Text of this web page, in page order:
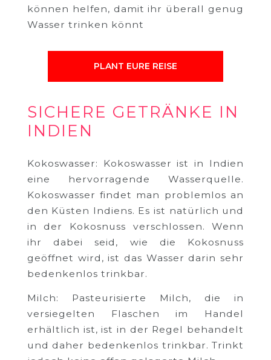
können helfen, damit ihr überall genug
Wasser trinken könnt
PLANT EURE REISE
SICHERE GETRÄNKE IN
INDIEN
Kokoswasser: Kokoswasser ist in Indien
eine hervorragende Wasserquelle.
Kokoswasser findet man problemlos an
den Küsten Indiens. Es ist natürlich und
in der Kokosnuss verschlossen. Wenn
ihr dabei seid, wie die Kokosnuss
geöffnet wird, ist das Wasser darin sehr
bedenkenlos trinkbar.
Milch: Pasteurisierte Milch, die in
versiegelten Flaschen im Handel
erhältlich ist, ist in der Regel behandelt
und daher bedenkenlos trinkbar. Trinkt